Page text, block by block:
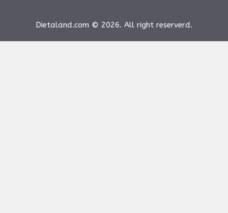
Dietaland.com © 2026. All right reserverd.